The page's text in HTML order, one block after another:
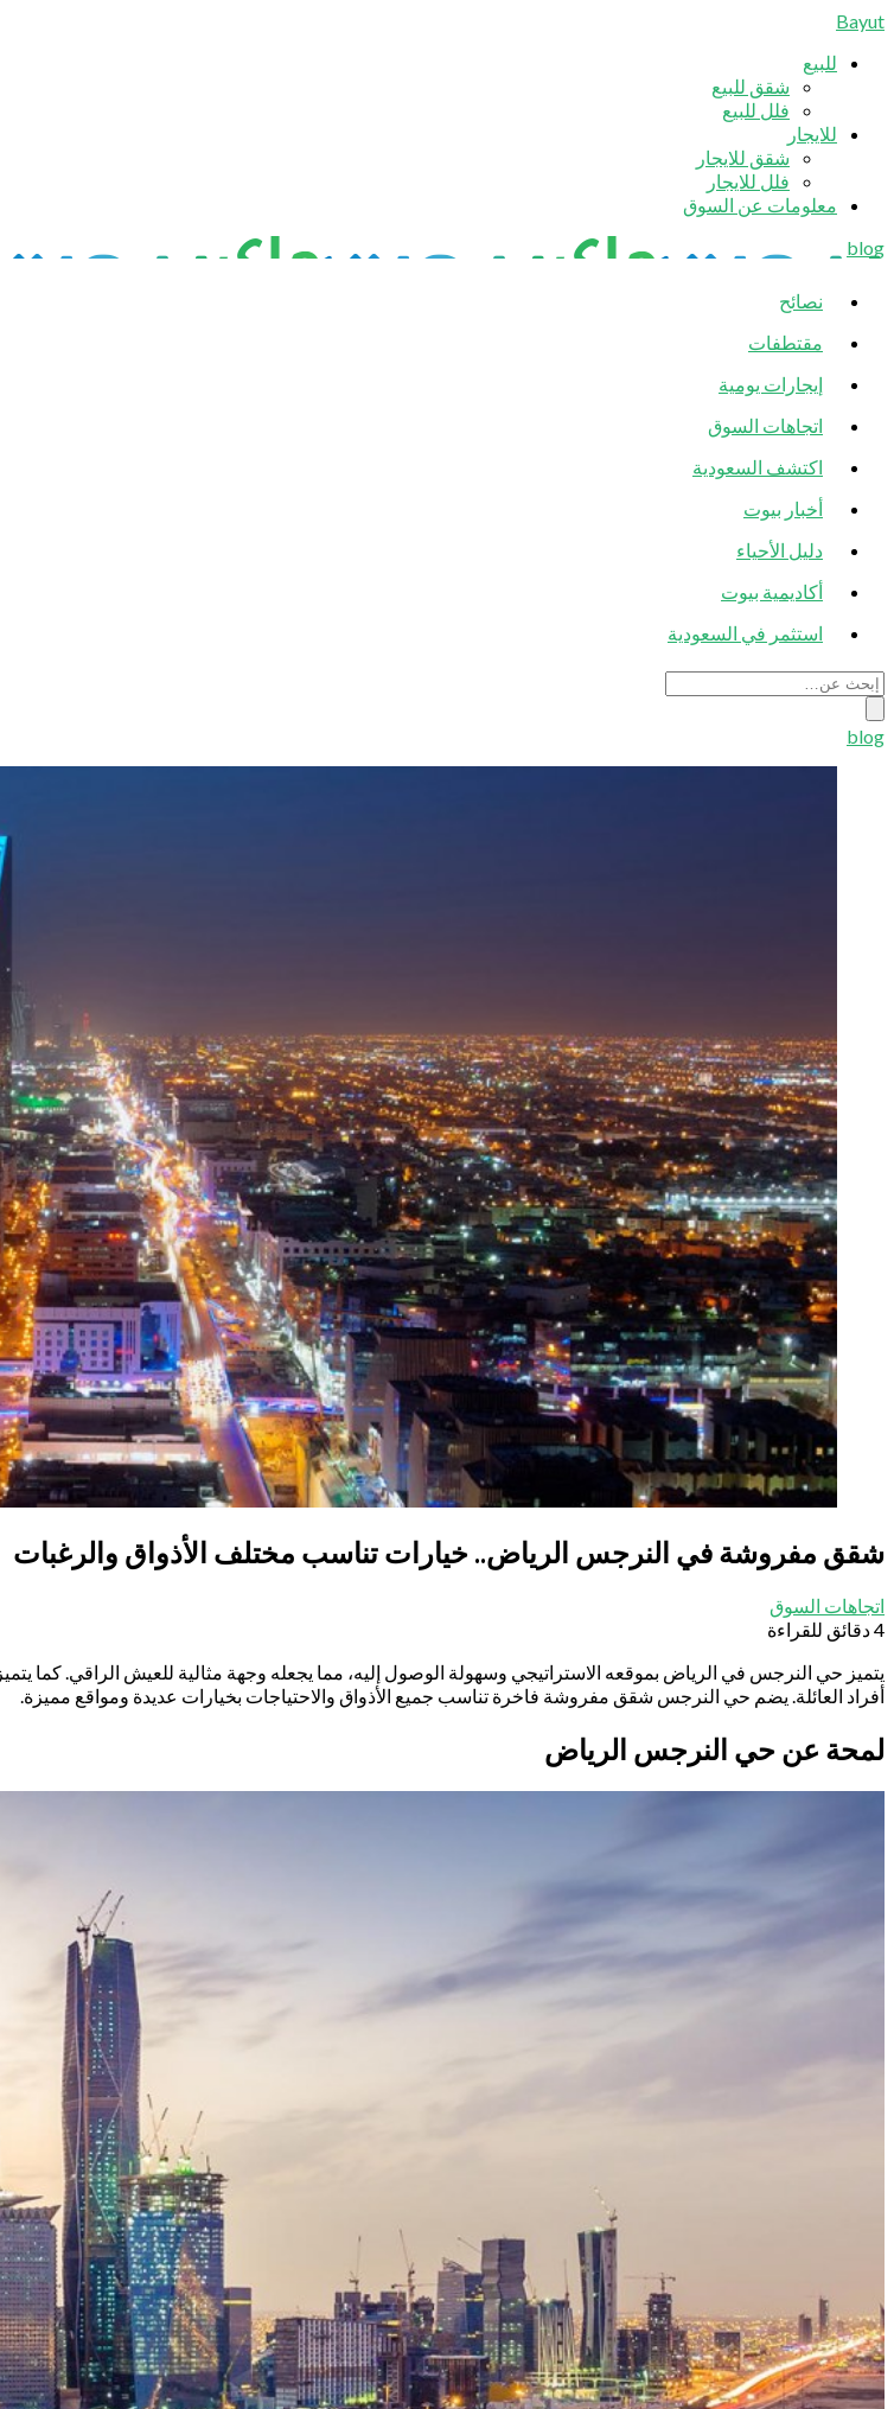
Bayut
للبيع
شقق للبيع
فلل للبيع
للايجار
شقق للايجار
فلل للايجار
معلومات عن السوق
blog
نصائح
مقتطفات
إيجارات يومية
اتجاهات السوق
اكتشف السعودية
أخبار بيوت
دليل الأحياء
أكاديمية بيوت
استثمر في السعودية
blog
شقق مفروشة في النرجس الرياض.. خيارات تناسب مختلف الأذواق والرغبات
اتجاهات السوق
4 دقائق للقراءة
يتميز حي النرجس في الرياض بموقعه الاستراتيجي وسهولة الوصول إليه، مما يجعله وجهة مثالية للعيش الراقي. كما
أفراد العائلة. يضم حي النرجس شقق مفروشة فاخرة تناسب جميع الأذواق والاحتياجات بخيارات عديدة ومواقع مميزة.
لمحة عن حي النرجس الرياض